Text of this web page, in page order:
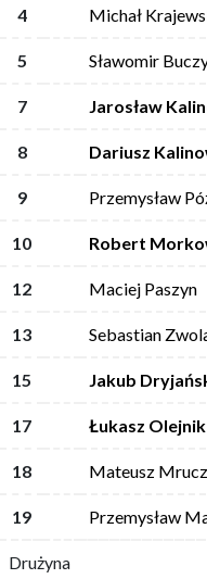
4 Michał
5 Sławomir
7 Jarosław
8 Dariusz
9 Przemysław
10 Robert
12 Maciej Paszyn
13 Sebastian
15 Jakub
17 Łukasz Olejnik
18 Mateusz
19 Przemysław
Drużyna
4 Michał
5 Sławomir
7 Jarosław
8 Dariusz
9 Przemysław
10 Robert
12 Maciej Paszyn
13 Sebastian
15 Jakub
17 Łukasz Olejnik
18 Mateusz
19 Przemysław
Drużyna